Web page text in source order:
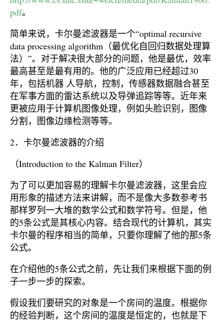
pdf。
简单来说，卡尔曼滤波器是一个“optimal recursive
data processing algorithm（最优化自回归数据处理算
法）”。对于解决很大部分的问题，他是最优，效率
最高甚至是最有用的。他的广泛应用已经超过30
年，包括机器 人导航，控制，传感器数据融合甚至
在军事方面的雷达系统以及导弹追踪等等。近年来
更被应用于计算机图像处理，例如头脸识别，图像
分割，图像边缘检测等等。
2．卡尔曼滤波器的介绍
（Introduction to the Kalman Filter）
为了可以更加容易的理解卡尔曼滤波器，这里会应
用形象的描述方法来讲解，而不是像大多数参考书
那样罗列一大堆的数学公式和数学符号。但是，他
的5条公式是其核心内容。结合现代的计算机，其实
卡尔曼的程序相当的简单，只要你理解了他的那5条
公式。
在介绍他的5条公式之前，先让我们来根据下面的例
子一步一步的探索。
假设我们要研究的对象是一个房间的温度。根据你
的经验判断，这个房间的温度是恒定的，也就是下